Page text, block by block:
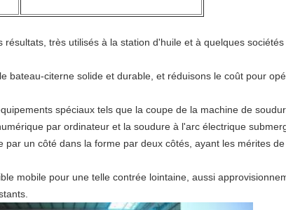
très utilisés à la station d'huile et à quelques sociétés
bateau-citerne solide et durable, et réduisons le coût pour
spéciaux tels que la coupe de la machine de
par ordinateur et la soudure à l'arc électrique
un côté dans la forme par deux côtés, ayant les mérites de
mobile pour une telle contrée lointaine, aussi